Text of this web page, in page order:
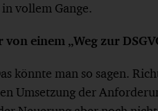
vollem Gange.
von einem „Weg zur
könnte man so sagen.
Umsetzung der